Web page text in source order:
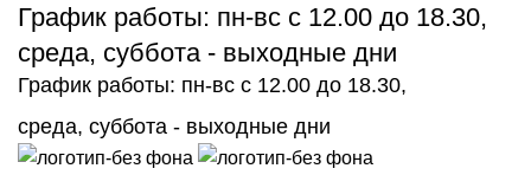
График работы: пн-вс с 12.00 до 18.30,
среда, суббота - выходные дни
График работы: пн-вс с 12.00 до 18.30,
среда, суббота - выходные дни